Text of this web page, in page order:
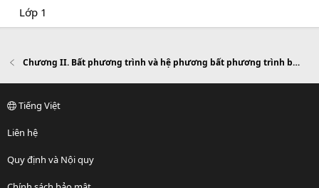
Lớp 1
Chương II. Bất phương trình và hệ phương bất phương trình bậc nhất hai ẩn
Tiếng Việt
Liên hệ
Quy định và Nội quy